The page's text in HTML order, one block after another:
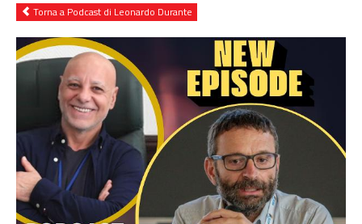
Torna a Podcast di Leonardo Durante